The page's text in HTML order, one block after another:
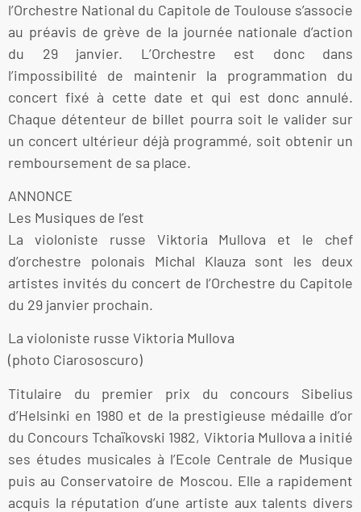
l’Orchestre National du Capitole de Toulouse s’associe
au préavis de grève de la journée nationale d’action
du 29 janvier. L’Orchestre est donc dans
l’impossibilité de maintenir la programmation du
concert fixé à cette date et qui est donc annulé.
Chaque détenteur de billet pourra soit le valider sur
un concert ultérieur déjà programmé, soit obtenir un
remboursement de sa place.
ANNONCE
Les Musiques de l’est
La violoniste russe Viktoria Mullova et le chef
d’orchestre polonais Michal Klauza sont les deux
artistes invités du concert de l’Orchestre du Capitole
du 29 janvier prochain.
La violoniste russe Viktoria Mullova
(photo Ciarososcuro)
Titulaire du premier prix du concours Sibelius
d’Helsinki en 1980 et de la prestigieuse médaille d’or
du Concours Tchaïkovski 1982, Viktoria Mullova a initié
ses études musicales à l’Ecole Centrale de Musique
puis au Conservatoire de Moscou. Elle a rapidement
acquis la réputation d’une artiste aux talents divers